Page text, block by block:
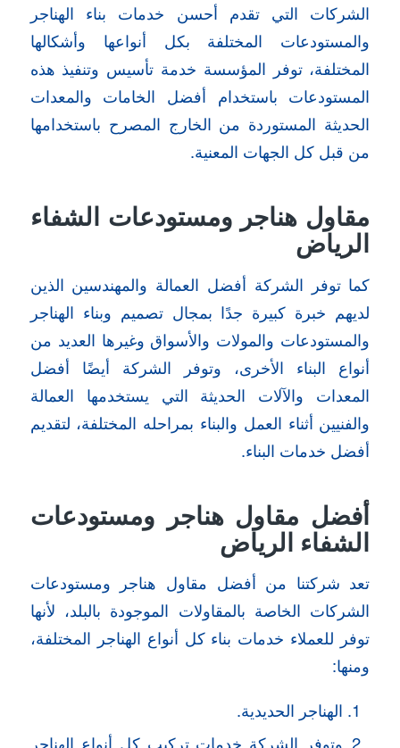
الشركات التي تقدم أحسن خدمات بناء الهناجر
والمستودعات المختلفة بكل أنواعها وأشكالها
المختلفة، توفر المؤسسة خدمة تأسيس وتنفيذ هذه
المستودعات باستخدام أفضل الخامات والمعدات
الحديثة المستوردة من الخارج المصرح باستخدامها
من قبل كل الجهات المعنية.
مقاول هناجر ومستودعات الشفاء
الرياض
كما توفر الشركة أفضل العمالة والمهندسين الذين
لديهم خبرة كبيرة جدًا بمجال تصميم وبناء الهناجر
والمستودعات والمولات والأسواق وغيرها العديد من
أنواع البناء الأخرى، وتوفر الشركة أيضًا أفضل
المعدات والآلات الحديثة التي يستخدمها العمالة
والفنيين أثناء العمل والبناء بمراحله المختلفة، لتقديم
أفضل خدمات البناء.
أفضل مقاول هناجر ومستودعات
الشفاء الرياض
تعد شركتنا من أفضل مقاول هناجر ومستودعات
الشركات الخاصة بالمقاولات الموجودة بالبلد، لأنها
توفر للعملاء خدمات بناء كل أنواع الهناجر المختلفة،
ومنها:
الهناجر الحديدية.
وتوفر الشركة خدمات تركيب كل أنواع الهناجر